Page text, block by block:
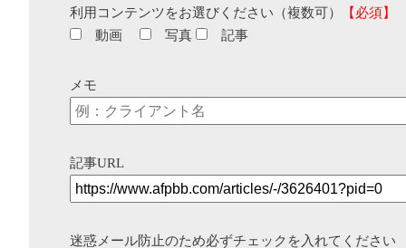
利用コンテンツをお選びください（複数可）
【必須】
動画
写真 記事
メモ
記事URL
迷惑メール防止のため必ずチェックを入れてください